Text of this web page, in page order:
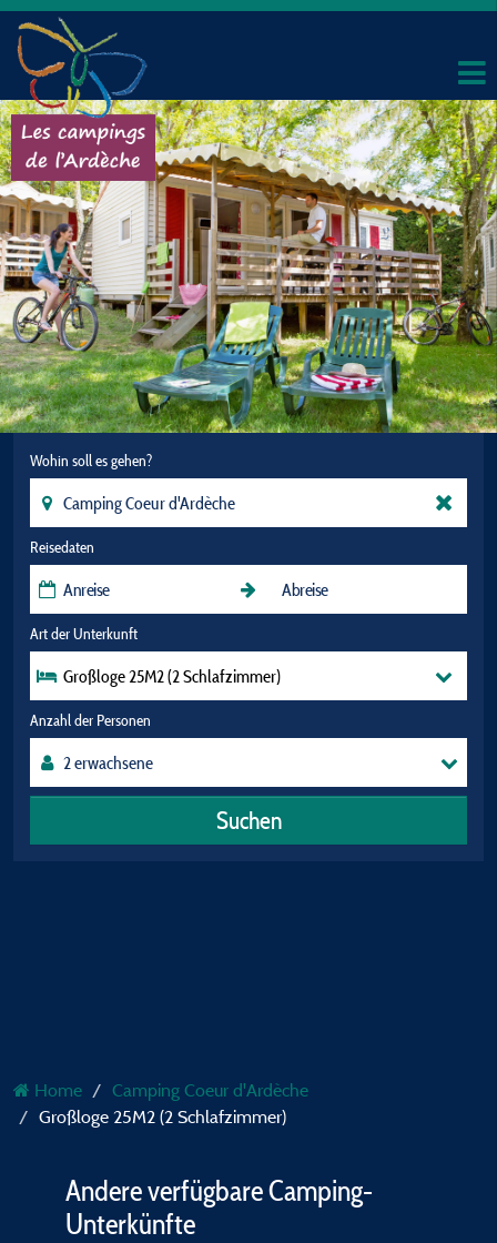
Wohin soll es gehen?
Reisedaten
Art der Unterkunft
Großloge 25M2 (2 Schlafzimmer)
Anzahl der Personen
Suchen
Home
Camping Coeur d'Ardèche
Großloge 25M2 (2 Schlafzimmer)
Andere verfügbare Camping-
Unterkünfte